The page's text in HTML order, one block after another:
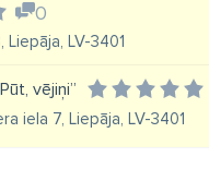
0
Liepāja, LV-3401
vējiņi”
iela 7, Liepāja, LV-3401